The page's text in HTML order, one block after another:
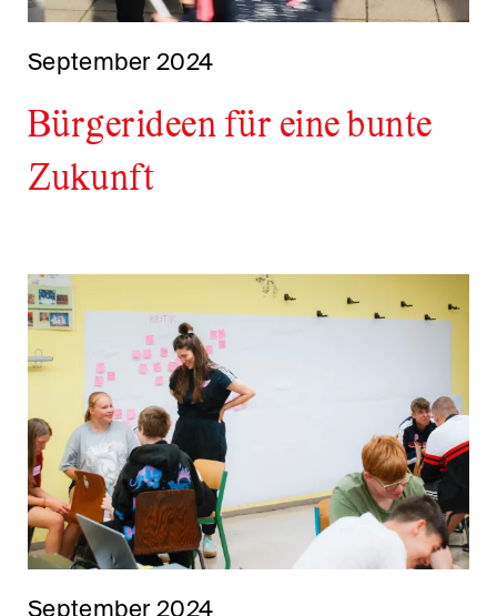
September 2024
Bürgerideen für eine bunte
Zukunft
September 2024